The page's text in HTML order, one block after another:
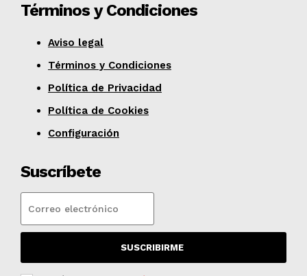
Términos y Condiciones
Aviso legal
Términos y Condiciones
Política de Privacidad
Política de Cookies
Configuración
Suscríbete
SUSCRIBIRME